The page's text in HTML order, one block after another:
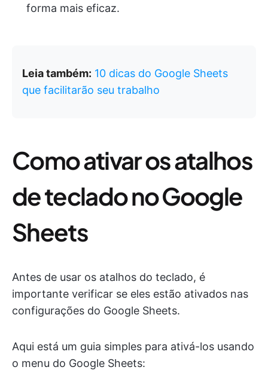
forma mais eficaz.
Leia também: 10 dicas do Google Sheets
que facilitarão seu trabalho
Como ativar os atalhos
de teclado no Google
Sheets
Antes de usar os atalhos do teclado, é
importante verificar se eles estão ativados nas
configurações do Google Sheets.
Aqui está um guia simples para ativá-los usando
o menu do Google Sheets: